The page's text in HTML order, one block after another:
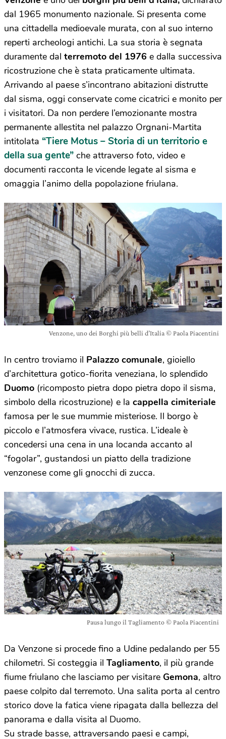
dal 1965 monumento nazionale. Si presenta come
una cittadella medioevale murata, con al suo interno
reperti archeologi antichi. La sua storia è segnata
duramente dal terremoto del 1976 e dalla successiva
ricostruzione che è stata praticamente ultimata.
Arrivando al paese s’incontrano abitazioni distrutte
dal sisma, oggi conservate come cicatrici e monito per
i visitatori. Da non perdere l’emozionante mostra
permanente allestita nel palazzo Orgnani-Martita
intitolata “Tiere Motus – Storia di un territorio e
della sua gente” che attraverso foto, video e
documenti racconta le vicende legate al sisma e
omaggia l’animo della popolazione friulana.
Venzone, uno dei Borghi più belli d’Italia © Paola Piacentini
In centro troviamo il Palazzo comunale, gioiello
d’architettura gotico-fiorita veneziana, lo splendido
Duomo (ricomposto pietra dopo pietra dopo il sisma,
simbolo della ricostruzione) e la cappella cimiteriale
famosa per le sue mummie misteriose. Il borgo è
piccolo e l’atmosfera vivace, rustica. L’ideale è
concedersi una cena in una locanda accanto al
“fogolar”, gustandosi un piatto della tradizione
venzonese come gli gnocchi di zucca.
Pausa lungo il Tagliamento © Paola Piacentini
Da Venzone si procede fino a Udine pedalando per 55
chilometri. Si costeggia il Tagliamento, il più grande
fiume friulano che lasciamo per visitare Gemona, altro
paese colpito dal terremoto. Una salita porta al centro
storico dove la fatica viene ripagata dalla bellezza del
panorama e dalla visita al Duomo.
Su strade basse, attraversando paesi e campi,